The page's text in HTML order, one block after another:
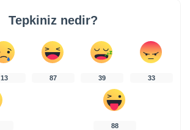
Tepkiniz nedir?
13 87 39 33
88